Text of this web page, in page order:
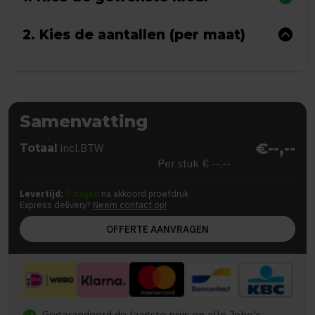
2. Kies de aantallen (per maat)
Samenvatting
Totaal incl.BTW €--,--
Per stuk € --,--
Levertijd: 5 dagen na akkoord proefdruk
Express delivery? Neem contact op!
OFFERTE AANVRAGEN